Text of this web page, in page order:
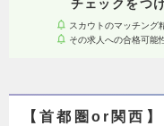
チェックをつ
スカウトのマッチング
その求人への合格可能
【首都圏or関西